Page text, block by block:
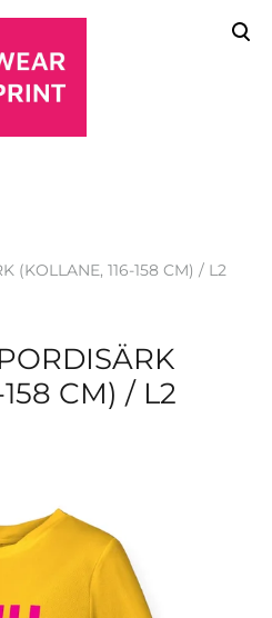
(KOLLANE, 116-158 CM) / L2
CM) / L2